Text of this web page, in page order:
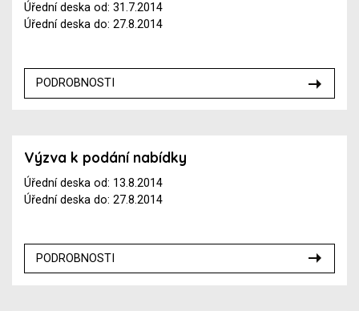
Úřední deska od: 31.7.2014
Úřední deska do: 27.8.2014
PODROBNOSTI
Výzva k podání nabídky
Úřední deska od: 13.8.2014
Úřední deska do: 27.8.2014
PODROBNOSTI